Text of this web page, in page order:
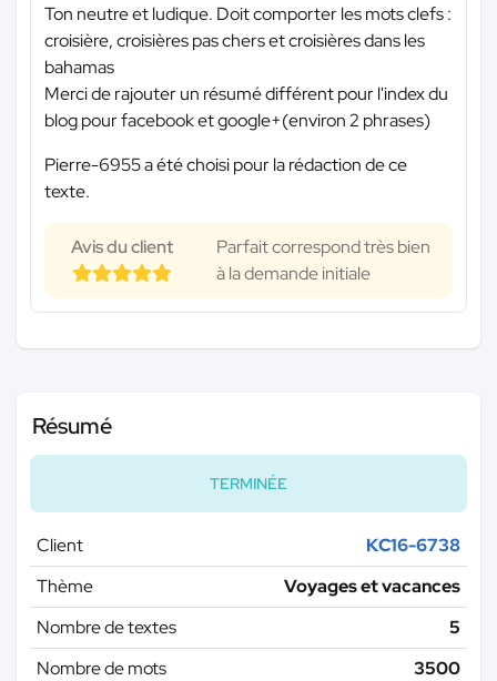
Ton neutre et ludique. Doit comporter les mots clefs :
croisière, croisières pas chers et croisières dans les
bahamas
Merci de rajouter un résumé différent pour l'index du
blog pour facebook et google+(environ 2 phrases)
Pierre-6955 a été choisi pour la rédaction de ce
texte.
Avis du client
Parfait correspond très bien
à la demande initiale
Résumé
TERMINÉE
Client
KC16-6738
Thème
Voyages et vacances
Nombre de textes
5
Nombre de mots
3500